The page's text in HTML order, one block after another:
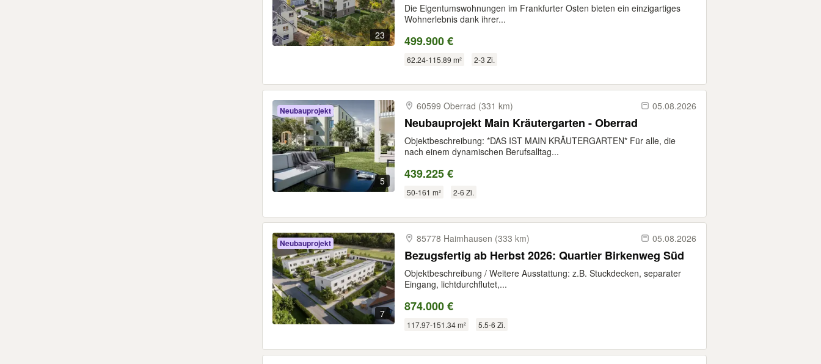
23
Die Eigentumswohnungen im Frankfurter Osten bieten ein einzigartiges
Wohnerlebnis dank ihrer...
499.900 €
62.24-115.89 m² 2-3 Zi.
5
Neubauprojekt 60599 Oberrad (331 km) 05.08.2026
Neubauprojekt Main Kräutergarten - Oberrad
Objektbeschreibung: *DAS IST MAIN KRÄUTERGARTEN* Für alle, die
nach einem dynamischen Berufsalltag...
439.225 €
50-161 m² 2-6 Zi.
7
Neubauprojekt 85778 Haimhausen (333 km) 05.08.2026
Bezugsfertig ab Herbst 2026: Quartier Birkenweg Süd
Objektbeschreibung / Weitere Ausstattung: z.B. Stuckdecken, separater
Eingang, lichtdurchflutet,...
874.000 €
117.97-151.34 m² 5.5-6 Zi.